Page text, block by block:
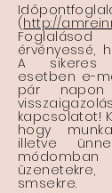
(http://
érvényessé,
A sikeres
esetben e-
pár
kapcsolatot!
hogy
illetve
smsekre.